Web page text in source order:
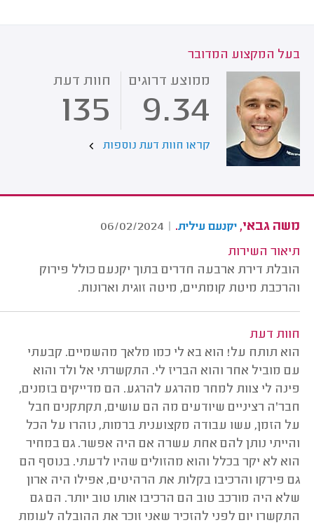
בעל המקצוע המדובר
ממוצע דרוגים
9.34
חוות דעת
135
קראו חוות דעת נוספות
משה גבאי, יקנעם עילית.
|
06/02/2024
תיאור השירות
הובלת דירת ארבעה חדרים בתוך יקנעם כולל פירוק
והרכבת מיטת קומתיים, מיטה זוגית וארונות.
חוות דעת
הוא תותח על! הוא בא לי כמו מלאך מהשמיים. קבעתי
עם מוביל אחר והוא הבריז לי. התקשרתי אל ולד והוא
פינה לי צוות למחר מהרגע להרגע. הם מדייקים בזמנים,
חבר'ה רציניים שיודעים מה הם עושים, תקתקנים חבל
על הזמן, עשו עבודה מקצוענית ברמות, נזהרו על הכל
והייתי נותן להם אחת עשרה אם היה אפשר. גם במחיר
הוא לא יקר בכלל והוא מהזולים שהיו לדעתי. בנוסף הם
גם פירקו והרכיבו בקלות את הרהיטים, אפילו היה ארון
שלא היה מורכב טוב הם הרכיבו אותו טוב יותר. הם גם
התקשרו יום לפני להזכיר שאני זוכר את ההובלה לעומת